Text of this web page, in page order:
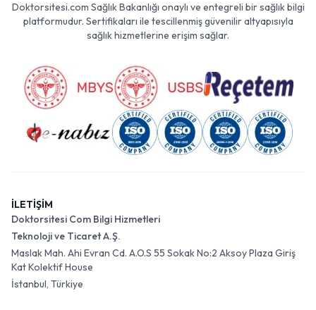
Doktorsitesi.com Sağlık Bakanlığı onaylı ve entegreli bir sağlık bilgi
platformudur. Sertifikaları ile tescillenmiş güvenilir altyapısıyla
sağlık hizmetlerine erişim sağlar.
İLETİŞİM
Doktorsitesi Com Bilgi Hizmetleri
Teknoloji ve Ticaret A.Ş.
Maslak Mah. Ahi Evran Cd. A.O.S 55 Sokak No:2 Aksoy Plaza Giriş
Kat Kolektif House
İstanbul, Türkiye